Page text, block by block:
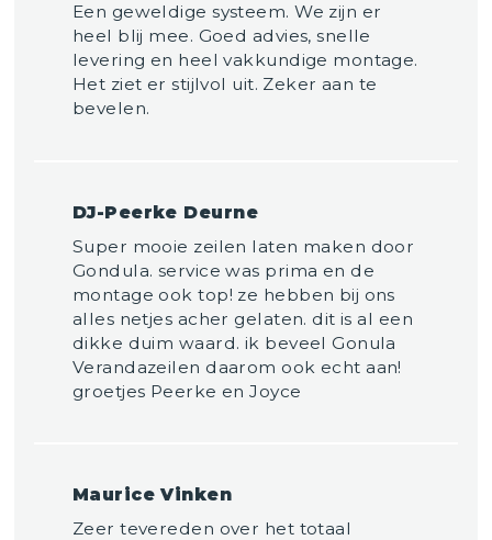
Een geweldige systeem. We zijn er
heel blij mee. Goed advies, snelle
levering en heel vakkundige montage.
Het ziet er stijlvol uit. Zeker aan te
bevelen.
DJ-Peerke Deurne
Super mooie zeilen laten maken door
Gondula. service was prima en de
montage ook top! ze hebben bij ons
alles netjes acher gelaten. dit is al een
dikke duim waard. ik beveel Gonula
Verandazeilen daarom ook echt aan!
groetjes Peerke en Joyce
Maurice Vinken
Zeer tevereden over het totaal